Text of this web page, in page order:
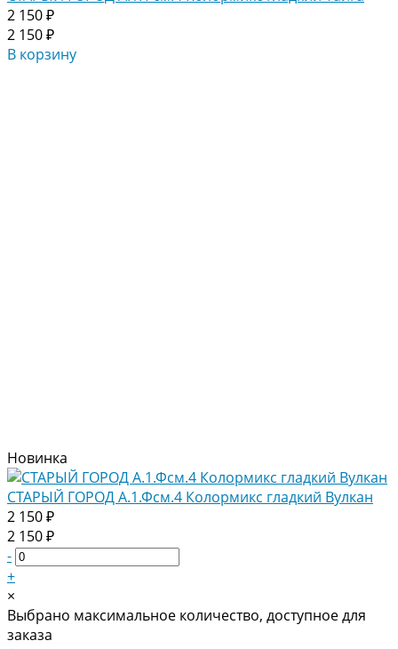
2 150 ₽
2 150 ₽
В корзину
Новинка
СТАРЫЙ ГОРОД А.1.Фсм.4 Колормикс гладкий Вулкан
2 150 ₽
2 150 ₽
-
+
×
Выбрано максимальное количество, доступное для
заказа